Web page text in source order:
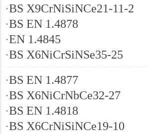
·BS X9CrNiSiNCe21-11-2
·BS EN 1.4878
·EN 1.4845
·BS X6NiCrSiNSe35-25
·BS EN 1.4877
·BS X6NiCrNbCe32-27
·BS EN 1.4818
·BS X6CrNiSiNCe19-10